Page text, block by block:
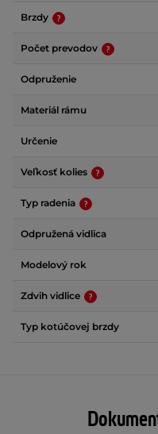
Brzdy
Počet prevodov
Odpruženie
Materiál rámu
Určenie
Veľkosť kolies
Typ radenia
Odpružená vidlica
Modelový rok
Zdvih vidlice
Typ kotúčovej brzdy